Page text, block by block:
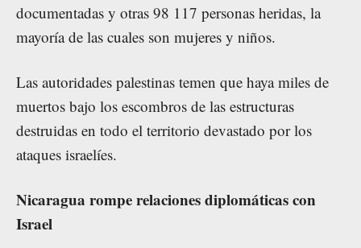
documentadas y otras 98 117 personas heridas, la
mayoría de las cuales son mujeres y niños.
Las autoridades palestinas temen que haya miles de
muertos bajo los escombros de las estructuras
destruidas en todo el territorio devastado por los
ataques israelíes.
Nicaragua rompe relaciones diplomáticas con
Israel